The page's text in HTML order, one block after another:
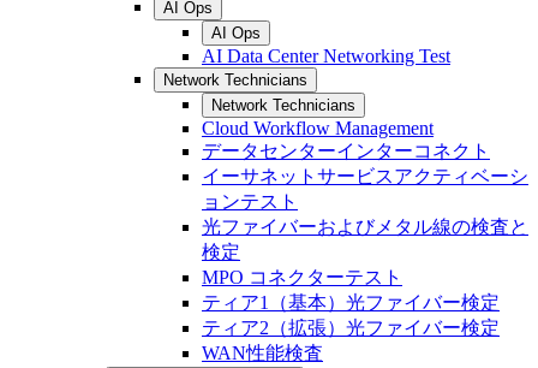
AI Ops
AI Ops
AI Data Center Networking Test
Network Technicians
Network Technicians
Cloud Workflow Management
データセンターインターコネクト
イーサネットサービスアクティベーシ
ョンテスト
光ファイバーおよびメタル線の検査と
検定
MPO コネクターテスト
ティア1（基本）光ファイバー検定
ティア2（拡張）光ファイバー検定
WAN性能検査